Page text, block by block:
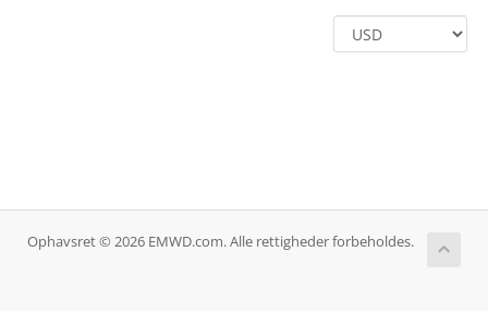
Ophavsret © 2026 EMWD.com. Alle rettigheder forbeholdes.